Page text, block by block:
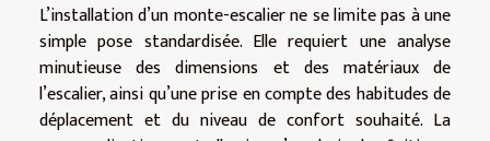
L’installation d’un monte-escalier ne se limite pas à une
simple pose standardisée. Elle requiert une analyse
minutieuse des dimensions et des matériaux de
l’escalier, ainsi qu’une prise en compte des habitudes de
déplacement et du niveau de confort souhaité. La